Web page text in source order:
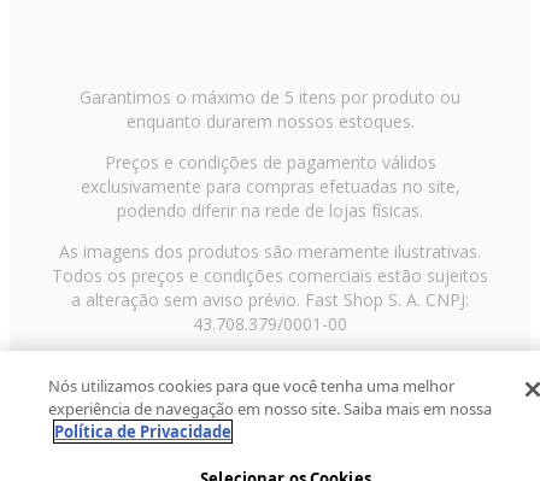
Garantimos o máximo de 5 itens por produto ou
enquanto durarem nossos estoques.
Preços e condições de pagamento válidos
exclusivamente para compras efetuadas no site,
podendo diferir na rede de lojas físicas.
As imagens dos produtos são meramente ilustrativas.
Todos os preços e condições comerciais estão sujeitos
a alteração sem aviso prévio. Fast Shop S. A. CNPJ:
43.708.379/0001-00
Paulo/SP, CEP 02029-001, Telefone: 11 3003-3728 ©
2013 Fast Shop - Todos os direitos reservadosRF
Nós utilizamos cookies para que você tenha uma melhor
experiência de navegação em nosso site. Saiba mais em nossa
Política de Privacidade